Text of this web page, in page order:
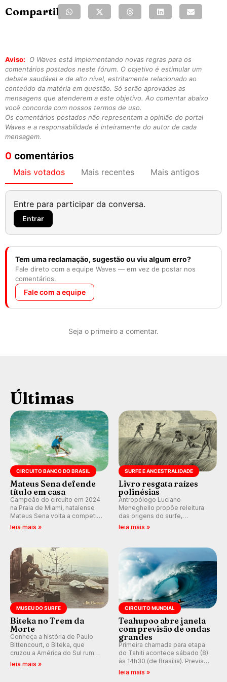
Compartilhe:
Aviso:
O Waves está implementando novas regras para os
comentários postados neste fórum. O objetivo é estimular um
debate saudável e de alto nível, estritamente relacionado ao
conteúdo da matéria em questão. Só serão aprovadas as
mensagens que atenderem a este objetivo. Ao comentar abaixo
você concorda com nossos termos de uso.
Os comentários postados não representam a opinião do portal
Waves e a responsabilidade é inteiramente do autor de cada
mensagem.
0 comentários
Mais votados Mais recentes Mais antigos
Entre para participar da conversa.
Entrar
Tem uma reclamação, sugestão ou viu algum erro?
Fale direto com a equipe Waves — em vez de postar nos
comentários.
Fale com a equipe
Seja o primeiro a comentar.
Últimas
CIRCUITO BANCO DO BRASIL
Mateus Sena defende
título em casa
Campeão do circuito em 2024
na Praia de Miami, natalense
Mateus Sena volta a competir
em casa em busca de manter a
leia mais »
SURFE E ANCESTRALIDADE
Livro resgata raízes
polinésias
Antropólogo Luciano
Meneghello propõe releitura
das origens do surfe,
resgatando a cultura polinésia
prática em esporte e indústria.
leia mais »
MUSEU DO SURFE
Biteka no Trem da
Morte
Conheça a história de Paulo
Bittencourt, o Biteka, que
cruzou a América do Sul rumo
ao Pacífico em uma jornada
leia mais »
CIRCUITO MUNDIAL
Teahupoo abre janela
com previsão de ondas
grandes
Primeira chamada para etapa
do Tahiti acontece sábado (8)
às 14h30 (de Brasília). Previsão
indica swell consistente.
leia mais »